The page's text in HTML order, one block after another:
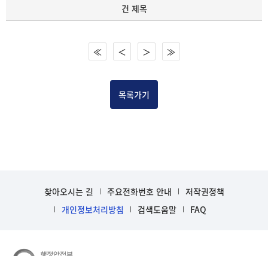
표
건 제목
≪ ＜ ＞ ≫
목록가기
찾아오시는 길 주요전화번호 안내
저작권정책
개인정보처리방침
검색도움말 FAQ